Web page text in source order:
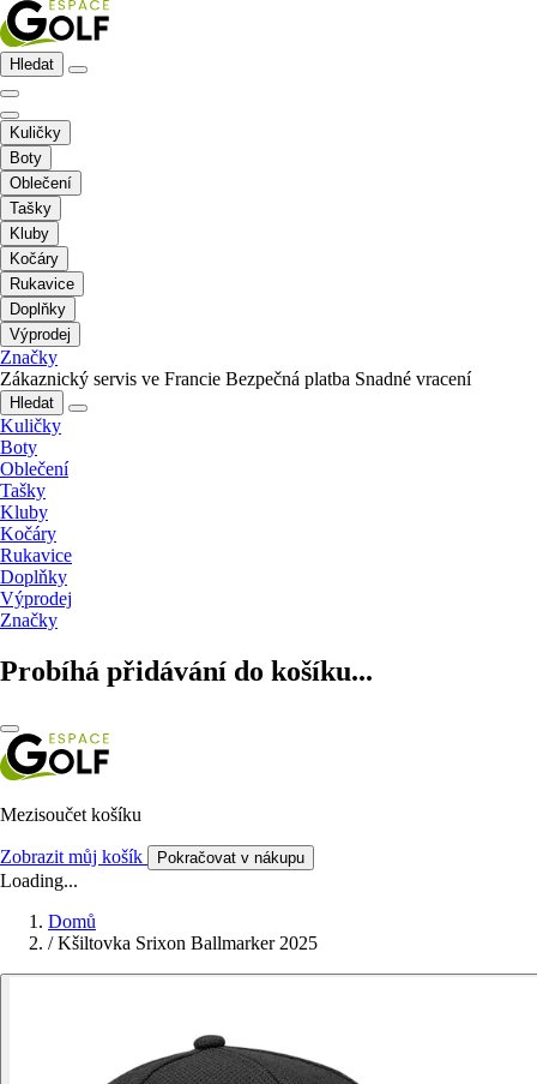
Hledat
Kuličky
Boty
Oblečení
Tašky
Kluby
Kočáry
Rukavice
Doplňky
Výprodej
Značky
Zákaznický servis ve Francie Bezpečná platba Snadné vracení
Hledat
Kuličky
Boty
Oblečení
Tašky
Kluby
Kočáry
Rukavice
Doplňky
Výprodej
Značky
Probíhá přidávání do košíku...
Mezisoučet košíku
Zobrazit můj košík Pokračovat v nákupu
Loading...
Domů
/ Kšiltovka Srixon Ballmarker 2025